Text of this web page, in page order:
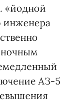
«йодной
инженера
АЗ-5